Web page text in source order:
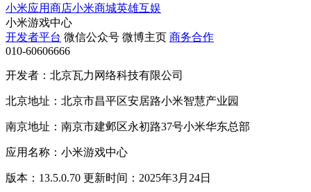
小米应用商店小米商城英雄互娱
小米游戏中心
开发者平台 微信公众号 微博主页 商务合作
010-60606666
开发者：北京瓦力网络科技有限公司
北京地址：北京市昌平区安居路小米智慧产业园
南京地址：南京市建邺区永初路37号小米华东总部
应用名称：小米游戏中心
版本：13.5.0.70 更新时间：2025年3月24日